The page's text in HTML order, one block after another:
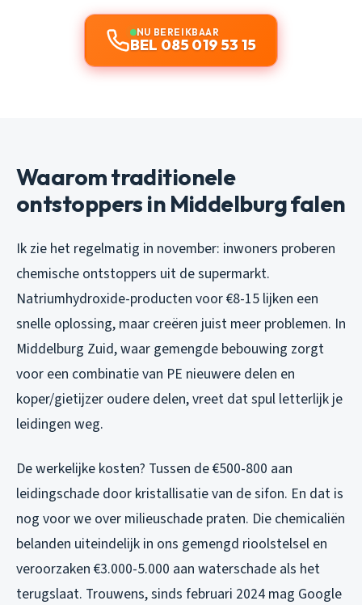
NU BEREIKBAAR
BEL 085 019 53 15
Waarom traditionele
ontstoppers in Middelburg falen
Ik zie het regelmatig in november: inwoners proberen
chemische ontstoppers uit de supermarkt.
Natriumhydroxide-producten voor €8-15 lijken een
snelle oplossing, maar creëren juist meer problemen. In
Middelburg Zuid, waar gemengde bebouwing zorgt
voor een combinatie van PE nieuwere delen en
koper/gietijzer oudere delen, vreet dat spul letterlijk je
leidingen weg.
De werkelijke kosten? Tussen de €500-800 aan
leidingschade door kristallisatie van de sifon. En dat is
nog voor we over milieuschade praten. Die chemicaliën
belanden uiteindelijk in ons gemengd rioolstelsel en
veroorzaken €3.000-5.000 aan waterschade als het
terugslaat. Trouwens, sinds februari 2024 mag Google